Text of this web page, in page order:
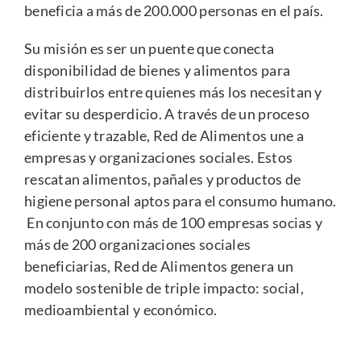
beneficia a más de 200.000 personas en el país.
Su misión es ser un puente que conecta
disponibilidad de bienes y alimentos para
distribuirlos entre quienes más los necesitan y
evitar su desperdicio. A través de un proceso
eficiente y trazable, Red de Alimentos une a
empresas y organizaciones sociales. Estos
rescatan alimentos, pañales y productos de
higiene personal aptos para el consumo humano.
En conjunto con más de 100 empresas socias y
más de 200 organizaciones sociales
beneficiarias, Red de Alimentos genera un
modelo sostenible de triple impacto: social,
medioambiental y económico.